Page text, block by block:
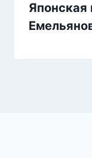
Японская